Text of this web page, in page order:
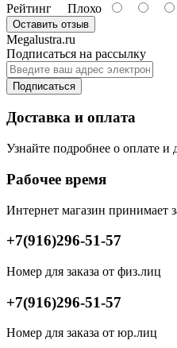
Рейтинг Плохо
Оставить отзыв
Megalustra.ru
Подписаться на рассылку
Подписаться
Доставка и оплата
Узнайте подробнее о оплате и
Рабочее время
Интернет магазин принимает
+7(916)296-51-57
Номер для заказа от физ.лиц
+7(916)296-51-57
Номер для заказа от юр.лиц